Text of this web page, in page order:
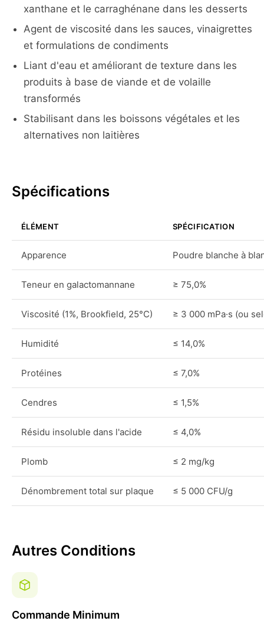
xanthane et le carraghénane dans les desserts
Agent de viscosité dans les sauces, vinaigrettes
et formulations de condiments
Liant d'eau et améliorant de texture dans les
produits à base de viande et de volaille
transformés
Stabilisant dans les boissons végétales et les
alternatives non laitières
Spécifications
ÉLÉMENT SPÉCIFICATION
Apparence Poudre blanche à
Teneur en galactomannane ≥ 75,0%
Viscosité (1%, Brookfield, 25°C) ≥ 3 000 mPa·s (ou
Humidité ≤ 14,0%
Protéines ≤ 7,0%
Cendres ≤ 1,5%
Résidu insoluble dans l'acide ≤ 4,0%
Plomb ≤ 2 mg/kg
Dénombrement total sur plaque ≤ 5 000 CFU/g
Autres Conditions
Commande Minimum